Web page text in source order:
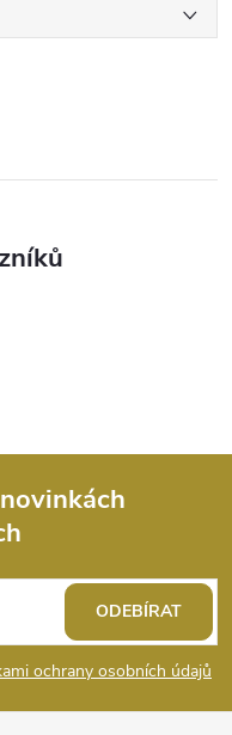
ochrany osobních údajů
ODEBÍRAT